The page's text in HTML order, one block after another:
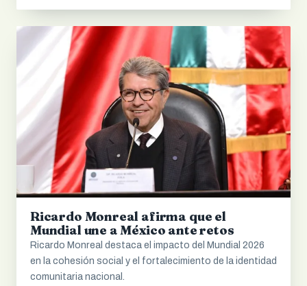
Ricardo Monreal afirma que el
Mundial une a México ante retos
Ricardo Monreal destaca el impacto del Mundial 2026
en la cohesión social y el fortalecimiento de la identidad
comunitaria nacional.